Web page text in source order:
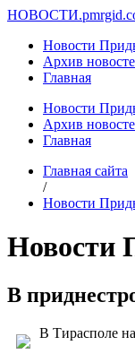
НОВОСТИ.
Новости
Архив
Главная
Новости
Архив
Главная
Главная сайта
/
Новости
В
В Тирасполе